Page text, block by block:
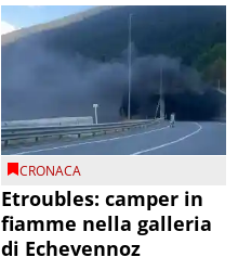
CRONACA
Etroubles: camper in
fiamme nella galleria
di Echevennoz